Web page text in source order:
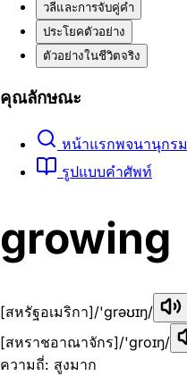
วลีและการจับคู่คำ
ประโยคตัวอย่าง
ตัวอย่างในชีวิตจริง
คุณลักษณะ
หน้าแรกพจนานุกรม
รูปแบบคำศัพท์
growing
[สหรัฐอเมริกา]/'ɡrəʊɪŋ/
[สหราชอาณาจักร]/'ɡroɪŋ/
ความถี่: สูงมาก